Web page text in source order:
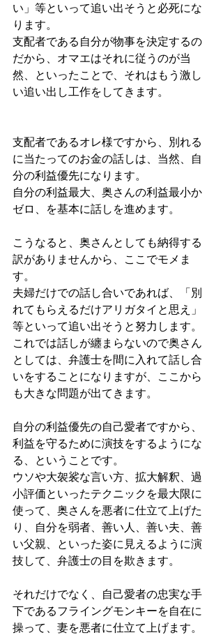
い」等といって追い出そうと必死にな
ります。
支配者である自分が物事を決定するの
だから、オマエはそれに従うのが当
然、といったことで、それはもう激し
い追い出し工作をしてきます。
支配者であるオレ様ですから、別れる
に当たってのお金の話しは、当然、自
分の利益優先になります。
自分の利益最大、奥さんの利益最小か
ゼロ、を基本に話しを進めます。
こうなると、奥さんとしても納得する
訳がありませんから、ここでモメま
す。
夫婦だけでの話し合いであれば、「別
れてもらえるだけアリガタイと思え」
等といって追い出そうと努力します。
これでは話しが纏まらないので奥さん
としては、弁護士を間に入れて話し合
いをすることになりますが、ここから
も大きな問題が出てきます。
自分の利益優先の自己愛者ですから、
利益を守るために演技をするようにな
る、ということです。
ウソや大袈裟な言い方、拡大解釈、過
小評価といったテクニックを最大限に
使って、奥さんを悪者に仕立て上げた
り、自分を弱者、善い人、善い夫、善
い父親、といった姿に見えるように演
技して、弁護士の目を欺きます。
それだけでなく、自己愛者の忠実な手
下であるフライングモンキーを自在に
操って、妻を悪者に仕立て上げます。